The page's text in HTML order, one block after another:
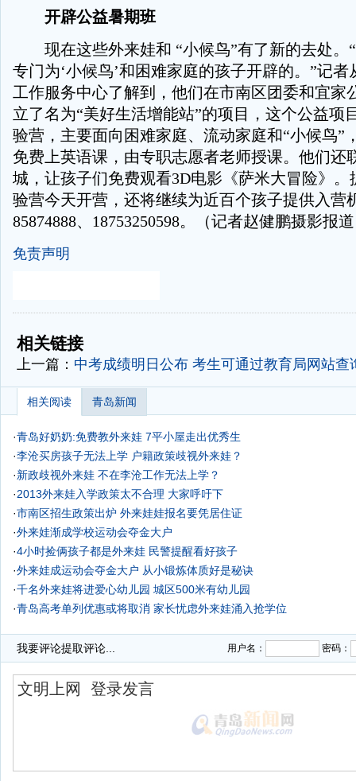
开辟公益暑期班
现在这些外来娃和 “小候鸟”有了新的去处。
专门为‘小候鸟’和困难家庭的孩子开辟的。”记
工作服务中心了解到，他们在市南区团委和宜家
立了名为“美好生活增能站”的项目，这个公益项
验营，主要面向困难家庭、流动家庭和“小候鸟”
免费上英语课，由专职志愿者老师授课。他们还
城，让孩子们免费观看3D电影《萨米大冒险》。
验营今天开营，还将继续为近百个孩子提供入营
85874888、18753250598。（记者赵健鹏摄影报
免责声明
-
相关链接
上一篇： 中考成绩明日公布 考生可通过教育局网站查
相关阅读 青岛新闻
·青岛好奶奶:免费教外来娃 7平小屋走出优秀生
·李沧买房孩子无法上学 户籍政策歧视外来娃？
·新政歧视外来娃 不在李沧工作无法上学？
·2013外来娃入学政策太不合理 大家呼吁下
·市南区招生政策出炉 外来娃娃报名要凭居住证
·外来娃渐成学校运动会夺金大户
·4小时捡俩孩子都是外来娃 民警提醒看好孩子
·外来娃成运动会夺金大户 从小锻炼体质好是秘诀
·千名外来娃将进爱心幼儿园 城区500米有幼儿园
·青岛高考单列优惠或将取消 家长忧虑外来娃涌入抢学位
我要评论提取评论... 用户名： 密码：